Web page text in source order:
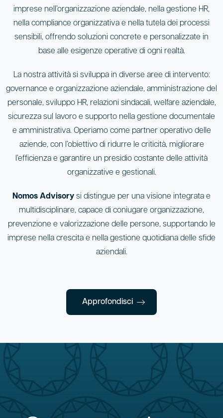
imprese nell’organizzazione aziendale, nella gestione HR,
nella compliance organizzativa e nella tutela dei processi
sensibili, offrendo soluzioni concrete e personalizzate in
base alle esigenze operative di ogni realtà.
La nostra attività si sviluppa in diverse aree di intervento:
governance e organizzazione aziendale, amministrazione del
personale, sviluppo HR, relazioni sindacali, welfare aziendale,
sicurezza sul lavoro e supporto nella gestione documentale
e amministrativa. Operiamo come partner operativo delle
aziende, con l’obiettivo di ridurre le criticità, migliorare
l’efficienza e garantire un presidio costante delle attività
organizzative e gestionali.
Nomos Advisory si distingue per una visione integrata e
multidisciplinare, capace di coniugare organizzazione,
prevenzione e valorizzazione delle persone, supportando le
imprese nella crescita e nella gestione quotidiana delle sfide
aziendali.
Approfondisci